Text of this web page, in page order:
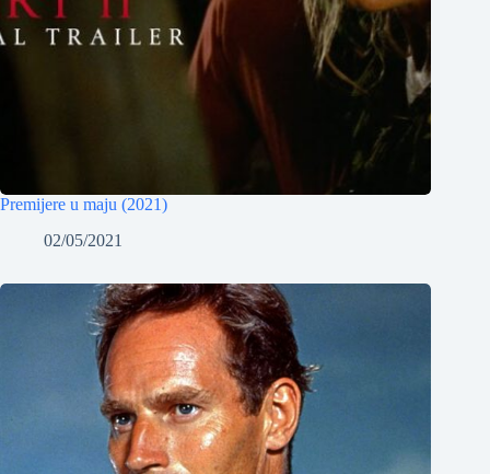
Premijere u maju (2021)
02/05/2021